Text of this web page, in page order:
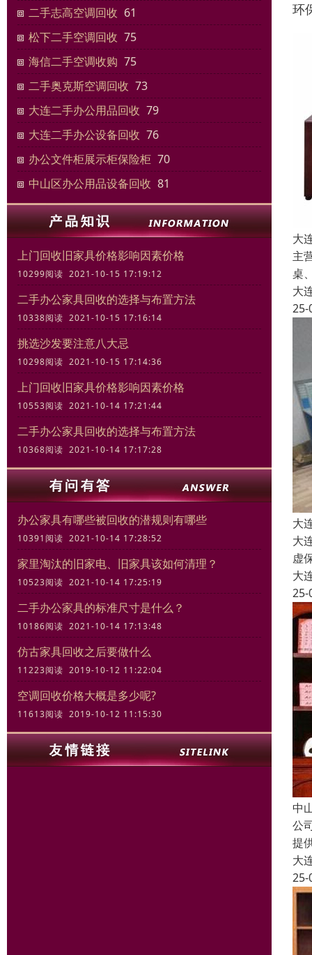
二手志高空调回收 61
松下二手空调回收 75
海信二手空调收购 75
二手奥克斯空调回收 73
大连二手办公用品回收 79
大连二手办公设备回收 76
办公文件柜展示柜保险柜 70
中山区办公用品设备回收 81
上门回收旧家具价格影响因素价格
10299阅读 2021-10-15 17:19:12
二手办公家具回收的选择与布置方法
10338阅读 2021-10-15 17:16:14
挑选沙发要注意八大忌
10298阅读 2021-10-15 17:14:36
上门回收旧家具价格影响因素价格
10553阅读 2021-10-14 17:21:44
二手办公家具回收的选择与布置方法
10368阅读 2021-10-14 17:17:28
办公家具有哪些被回收的潜规则有哪些
10391阅读 2021-10-14 17:28:52
家里淘汰的旧家电、旧家具该如何清理？
10523阅读 2021-10-14 17:25:19
二手办公家具的标准尺寸是什么？
10186阅读 2021-10-14 17:13:48
仿古家具回收之后要做什么
11223阅读 2019-10-12 11:22:04
空调回收价格大概是多少呢?
11613阅读 2019-10-12 11:15:30
环
大
主
桌
大
25-
大
大
虚
大
25-
中
公
提
大
25-